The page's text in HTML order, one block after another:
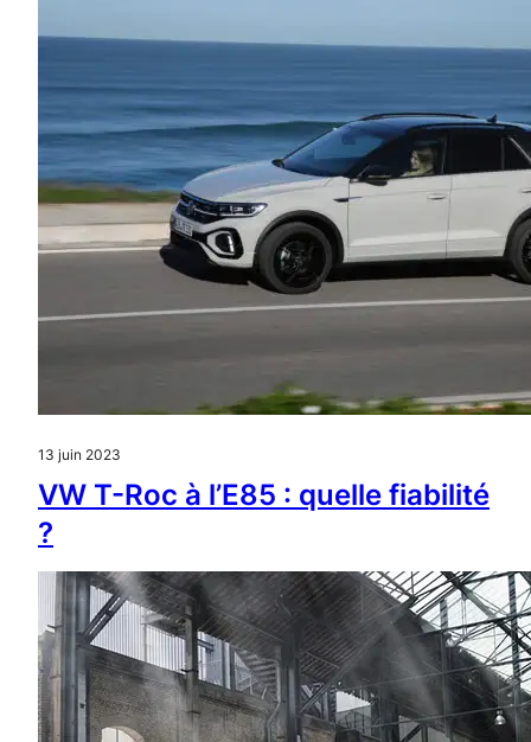
13 juin 2023
VW T-Roc à l’E85 : quelle fiabilité
?